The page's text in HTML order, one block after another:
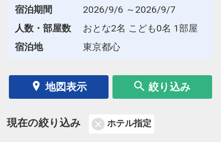
宿泊期間
2026/9/6 ～2026/9/7
人数・部屋数
おとな2名 こども0名 1部屋
宿泊地
東京都心
地図表示 絞り込み
現在の絞り込み ホテル指定